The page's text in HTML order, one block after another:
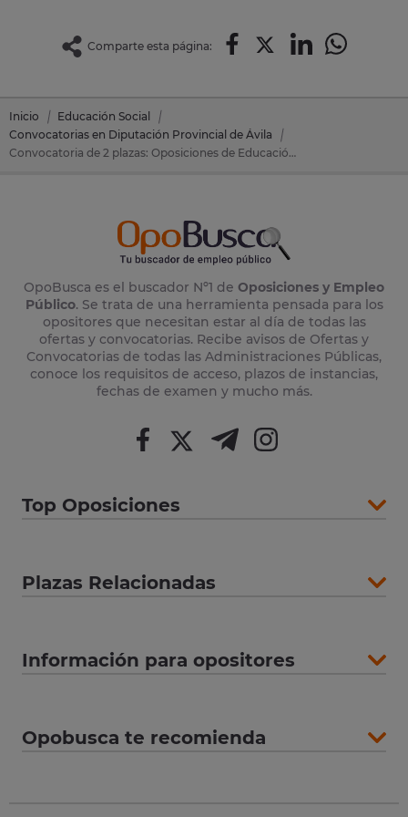
Comparte esta página:
Inicio
Educación Social
Convocatorias en Diputación Provincial de Ávila
Convocatoria de 2 plazas: Oposiciones de Educación Social en Diputación Provincial de Ávila (Ávila)
OpoBusca es el buscador Nº1 de Oposiciones y Empleo
Público. Se trata de una herramienta pensada para los
opositores que necesitan estar al día de todas las
ofertas y convocatorias. Recibe avisos de Ofertas y
Convocatorias de todas las Administraciones Públicas,
conoce los requisitos de acceso, plazos de instancias,
fechas de examen y mucho más.
Top Oposiciones
Plazas Relacionadas
Información para opositores
Opobusca te recomienda